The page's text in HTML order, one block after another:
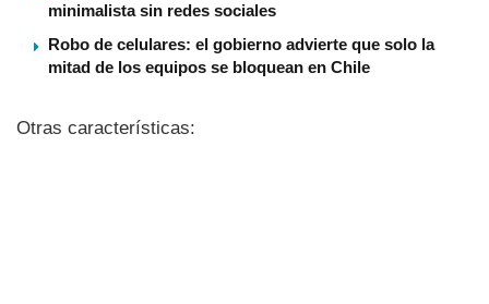
minimalista sin redes sociales
Robo de celulares: el gobierno advierte que solo la
mitad de los equipos se bloquean en Chile
Otras caracterí­sticas: